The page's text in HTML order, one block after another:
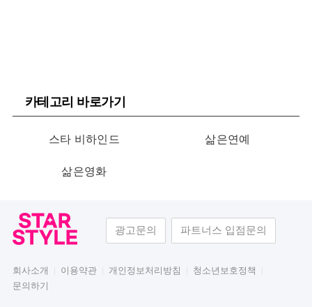
카테고리 바로가기
스타 비하인드 삶은연예
삶은영화
광고문의 파트너스 입점문의
회사소개 이용약관 개인정보처리방침
청소년보호정책
문의하기